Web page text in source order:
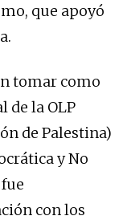
que apoyó
tomar como
de la OLP
de Palestina)
y No
con los